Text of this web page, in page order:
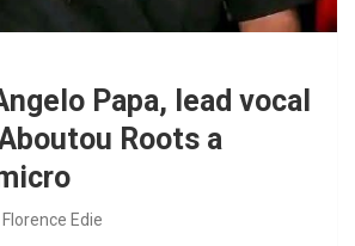
Papa, lead vocal
Roots a
Florence Edie